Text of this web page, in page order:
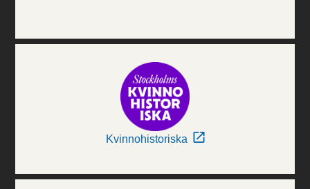
Kvinnohistoriska